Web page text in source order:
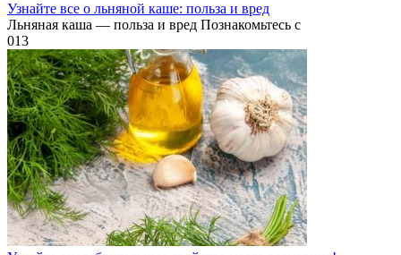
Узнайте все о льняной каше: польза и вред
Льняная каша — польза и вред Познакомьтесь с
013